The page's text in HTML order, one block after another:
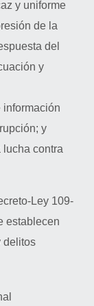
y uniforme
de la
del
y
información
y
contra
Ley 109-
establecen
delitos